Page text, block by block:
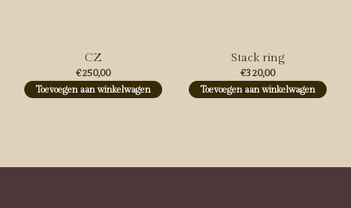
CZ
€250,00
Toevoegen aan winkelwagen
Stack ring
€320,00
Toevoegen aan winkelwagen